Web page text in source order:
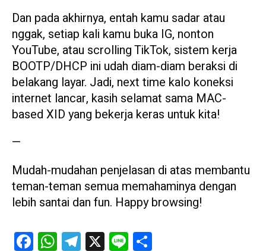
Dan pada akhirnya, entah kamu sadar atau
nggak, setiap kali kamu buka IG, nonton
YouTube, atau scrolling TikTok, sistem kerja
BOOTP/DHCP ini udah diam-diam beraksi di
belakang layar. Jadi, next time kalo koneksi
internet lancar, kasih selamat sama MAC-
based XID yang bekerja keras untuk kita!
—
Mudah-mudahan penjelasan di atas membantu
teman-teman semua memahaminya dengan
lebih santai dan fun. Happy browsing!
FacebookWhatsAppTelegram
X Line